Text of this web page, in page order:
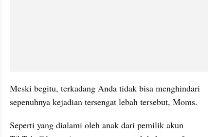
Meski begitu, terkadang Anda tidak bisa menghindari
sepenuhnya kejadian tersengat lebah tersebut, Moms.
Seperti yang dialami oleh anak dari pemilik akun